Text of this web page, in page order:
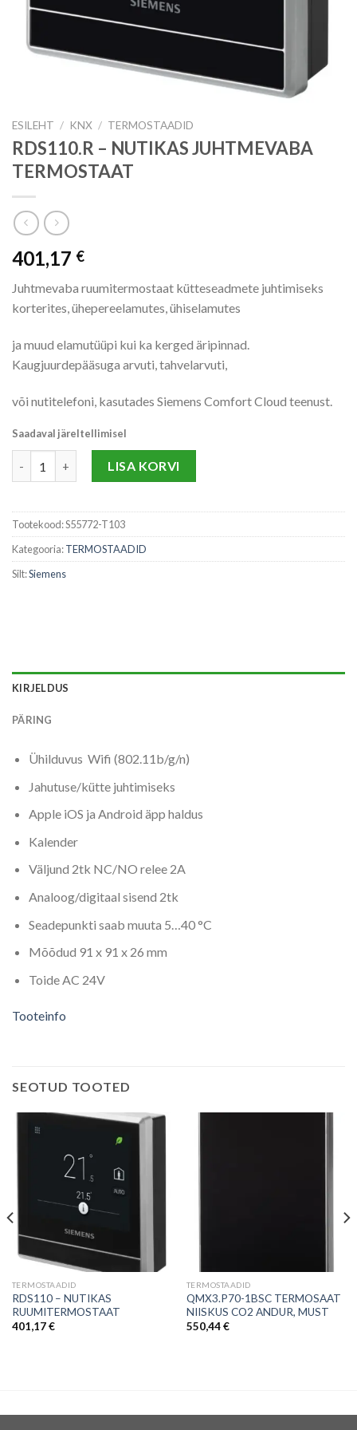
ESILEHT / KNX / TERMOSTAADID
RDS110.R – NUTIKAS JUHTMEVABA
TERMOSTAAT
401,17 €
Juhtmevaba ruumitermostaat kütteseadmete juhtimiseks
korterites, ühepereelamutes, ühiselamutes
ja muud elamutüüpi kui ka kerged äripinnad.
Kaugjuurdepääsuga arvuti, tahvelarvuti,
või nutitelefoni, kasutades Siemens Comfort Cloud teenust.
Saadaval järeltellimisel
LISA KORVI
Tootekood:S55772-T103
Kategooria:TERMOSTAADID
Silt:Siemens
KIRJELDUS
PÄRING
Ühilduvus Wifi (802.11b/g/n)
Jahutuse/kütte juhtimiseks
Apple iOS ja Android äpp haldus
Kalender
Väljund 2tk NC/NO relee 2A
Analoog/digitaal sisend 2tk
Seadepunkti saab muuta 5…40 °C
Mõõdud 91 x 91 x 26 mm
Toide AC 24V
Tooteinfo
SEOTUD TOOTED
TERMOSTAADID
RDS110 – NUTIKAS
RUUMITERMOSTAAT
401,17€
TERMOSTAADID
QMX3.P70-1BSC TERMOSAAT
NIISKUS CO2 ANDUR, MUST
550,44€